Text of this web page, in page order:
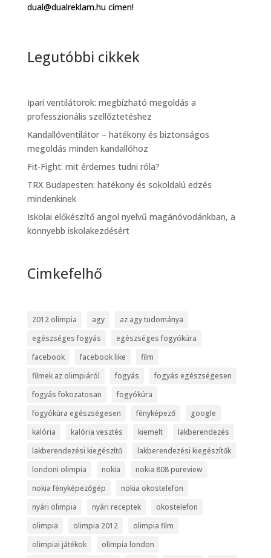
dual@dualreklam.hu címen!
Legutóbbi cikkek
Ipari ventilátorok: megbízható megoldás a
professzionális szellőztetéshez
Kandallóventilátor – hatékony és biztonságos
megoldás minden kandallóhoz
Fit-Fight: mit érdemes tudni róla?
TRX Budapesten: hatékony és sokoldalú edzés
mindenkinek
Iskolai előkészítő angol nyelvű magánóvodánkban, a
könnyebb iskolakezdésért
Cimkefelhő
2012 olimpia agy
az agy tudománya
egészséges fogyás
egészséges fogyókúra
facebook
facebook like
film
filmek az olimpiáról
fogyás
fogyás egészségesen
fogyás fokozatosan
fogyókúra
fogyókúra egészségesen
fényképező
google
kalória
kalória vesztés kiemelt
lakberendezés
lakberendezési kiegészítő
lakberendezési kiegészítők
londoni olimpia
nokia
nokia 808 pureview
nokia fényképezőgép
nokia okostelefon
nyári olimpia
nyári receptek
okostelefon
olimpia
olimpia 2012
olimpia film
olimpiai játékok
olimpia london